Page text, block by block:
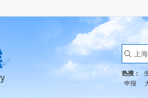
热搜：
申报